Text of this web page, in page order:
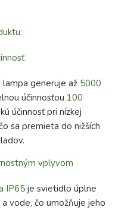
lampa generuje až 5000
účinnosťou 100
účinnosť pri nízkej
sa premieta do nižších
vplyvom
IP65 je svietidlo úplne
vode, čo umožňuje jeho